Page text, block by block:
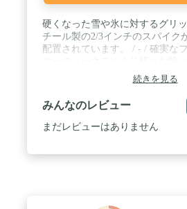
硬くなった雪や氷に対するグリ
チール製の2/3インチのスパイク
配置されています。 / - / 確実な
ラップがしっかりと固定します
ン - 滑り止め、重量分散、疲労
めの曲線のプレートシステム。
き - 冒険の前後の収納に便利な穴
ーバッグ。
続きを見る
みんなのレビュー
まだレビューはありません